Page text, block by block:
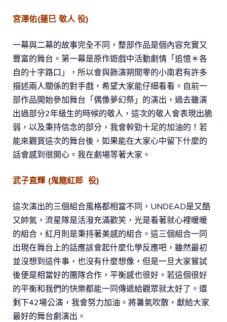
宮澤佑(蓮巳 敬人 役)
一幕與二幕的故事完全不同，整部作品是個內容充實又
豐富的舞台。第一幕是原作遊戲中活動劇情「追憶＊各
自的十字路口」，所以會與飾演朔間零的小南君有許多
描述兩人關係的對手戲，希望大家能仔細看看。自前一
部作品開始參加舞台「偶像夢幻祭」的演出，過去雖演
出過部分2年級生的時候的敬人，這次的敬人會表現出脆
弱，以及秉持信念的部分，我會幹勁十足的加油的！若
能來觀賞這次的舞台後，如果能在大家心中留下什麼的
話會感到很開心。我在劇場等著大家。
武子直輝 (鬼龍紅郎 役)
這次演出的三個組合風格都相當不同，UNDEAD是又酷
又帥氣，流星隊是活潑充滿歡笑，光是看著就心裡暖暖
的組合，紅月則是秉持著美感的組合。這三個組合一同
出現在舞台上的話應該會起什麼化學反應吧，雖然最初
並沒想到這件事，也沒有什麼想像，但是一旦大家嘗試
後便是相當好的團隊合作，平衡感也很好。若這個很好
的平衡和我們的快樂都能一同傳遞給觀眾就太好了。還
剩下42場公演，我會努力加油。將暑氣吹散，獻給大家
最好的舞台劇演出。